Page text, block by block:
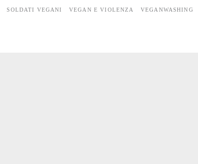
SOLDATI VEGANI VEGAN E VIOLENZA VEGANWASHING